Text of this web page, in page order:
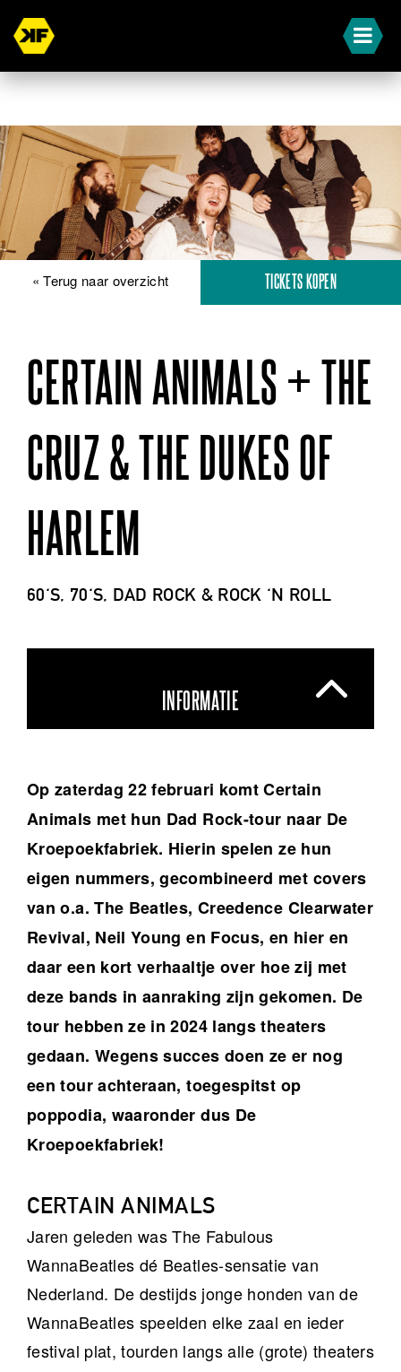
« Terug naar overzicht TICKETS KOPEN
CERTAIN ANIMALS + THE
CRUZ & THE DUKES OF
HARLEM
60'S, 70'S, DAD ROCK & ROCK 'N ROLL
INFORMATIE
Op zaterdag 22 februari komt Certain
Animals met hun Dad Rock-tour naar De
Kroepoekfabriek. Hierin spelen ze hun
eigen nummers, gecombineerd met covers
van o.a. The Beatles, Creedence Clearwater
Revival, Neil Young en Focus, en hier en
daar een kort verhaaltje over hoe zij met
deze bands in aanraking zijn gekomen. De
tour hebben ze in 2024 langs theaters
gedaan. Wegens succes doen ze er nog
een tour achteraan, toegespitst op
poppodia, waaronder dus De
Kroepoekfabriek!
CERTAIN ANIMALS
Jaren geleden was The Fabulous
WannaBeatles dé Beatles-sensatie van
Nederland. De destijds jonge honden van de
WannaBeatles speelden elke zaal en ieder
festival plat, tourden langs alle (grote) theaters